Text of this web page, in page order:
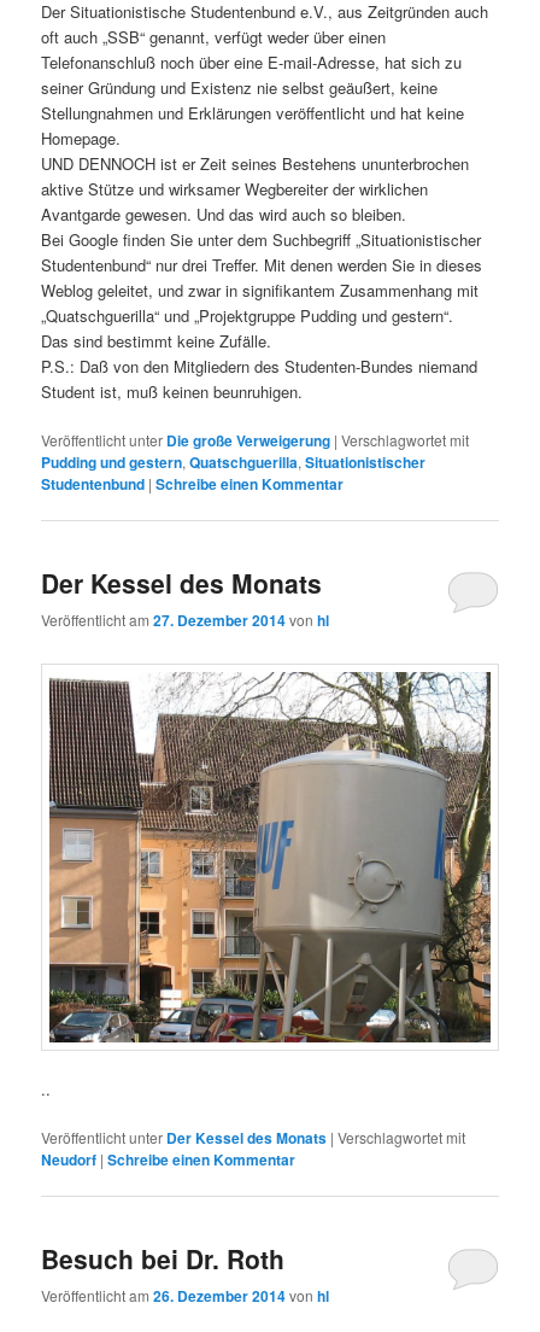
Der Situationistische Studentenbund e.V., aus Zeitgründen auch
oft auch „SSB“ genannt, verfügt weder über einen
Telefonanschluß noch über eine E-mail-Adresse, hat sich zu
seiner Gründung und Existenz nie selbst geäußert, keine
Stellungnahmen und Erklärungen veröffentlicht und hat keine
Homepage.
UND DENNOCH ist er Zeit seines Bestehens ununterbrochen
aktive Stütze und wirksamer Wegbereiter der wirklichen
Avantgarde gewesen. Und das wird auch so bleiben.
Bei Google finden Sie unter dem Suchbegriff „Situationistischer
Studentenbund“ nur drei Treffer. Mit denen werden Sie in dieses
Weblog geleitet, und zwar in signifikantem Zusammenhang mit
„Quatschguerilla“ und „Projektgruppe Pudding und gestern“.
Das sind bestimmt keine Zufälle.
P.S.: Daß von den Mitgliedern des Studenten-Bundes niemand
Student ist, muß keinen beunruhigen.
Veröffentlicht unter Die große Verweigerung |Verschlagwortet mit
Pudding und gestern,Quatschguerilla,Situationistischer
Studentenbund |Schreibe einen Kommentar
Der Kessel des Monats
Veröffentlicht am27. Dezember 2014vonhl
..
Veröffentlicht unter Der Kessel des Monats |Verschlagwortet mit
Neudorf |Schreibe einen Kommentar
Besuch bei Dr. Roth
Veröffentlicht am26. Dezember 2014vonhl